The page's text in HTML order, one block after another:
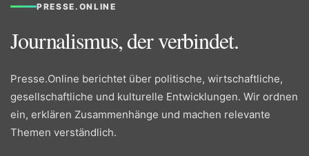
PRESSE.ONLINE
Journalismus, der verbindet.
Presse.Online berichtet über politische, wirtschaftliche,
gesellschaftliche und kulturelle Entwicklungen. Wir ordnen
ein, erklären Zusammenhänge und machen relevante
Themen verständlich.